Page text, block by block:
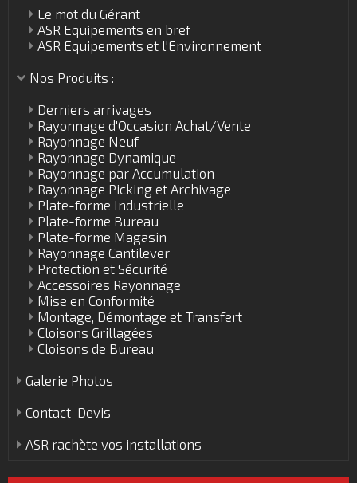
Le mot du Gérant
ASR Equipements en bref
ASR Equipements et l'Environnement
Nos Produits :
Derniers arrivages
Rayonnage d'Occasion Achat/Vente
Rayonnage Neuf
Rayonnage Dynamique
Rayonnage par Accumulation
Rayonnage Picking et Archivage
Plate-forme Industrielle
Plate-forme Bureau
Plate-forme Magasin
Rayonnage Cantilever
Protection et Sécurité
Accessoires Rayonnage
Mise en Conformité
Montage, Démontage et Transfert
Cloisons Grillagées
Cloisons de Bureau
Galerie Photos
Contact-Devis
ASR rachète vos installations